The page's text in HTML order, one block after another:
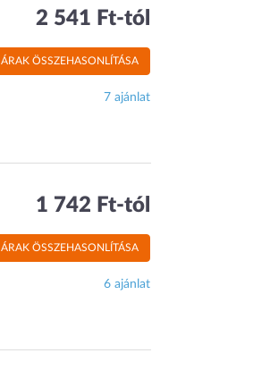
2 541 Ft-tól
ÁRAK ÖSSZEHASONLÍTÁSA
7 ajánlat
1 742 Ft-tól
ÁRAK ÖSSZEHASONLÍTÁSA
6 ajánlat